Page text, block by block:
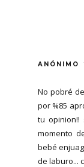
ANÓNIMO
No pobré
por %85
tu
momento
bebé
de laburo...